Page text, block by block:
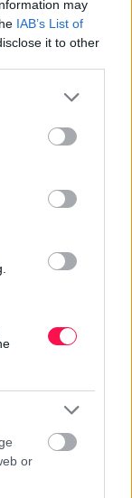
may
IAB’s List of
it to other
more Google
may click to
party tags to
below Google
or